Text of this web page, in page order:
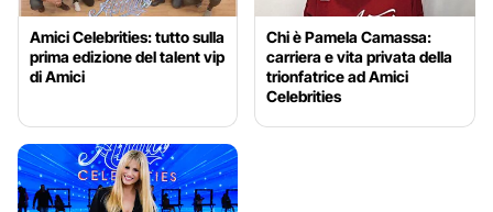
Amici Celebrities: tutto sulla
prima edizione del talent vip
di Amici
Chi è Pamela Camassa:
carriera e vita privata della
trionfatrice ad Amici
Celebrities